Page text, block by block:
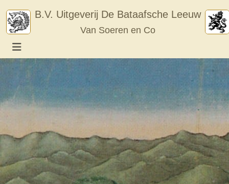
content
B.V. Uitgeverij De Bataafsche Leeuw
Van Soeren en Co